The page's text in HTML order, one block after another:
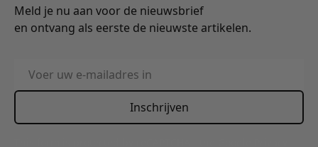
Meld je nu aan voor de nieuwsbrief
en ontvang als eerste de nieuwste artikelen.
E-mailadres
Inschrijven